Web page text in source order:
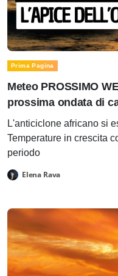
Prima Pagina
Meteo PROSSIMO
prossima ondata di
L'anticiclone africano si
Temperature in crescita
periodo
Elena Rava